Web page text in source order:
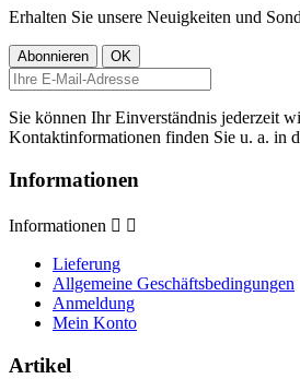
Erhalten Sie unsere Neuigkeiten und
Sie können Ihr Einverständnis jederzeit
Kontaktinformationen finden Sie u. a. in
Informationen
Informationen  
Lieferung
Allgemeine Geschäftsbedingungen
Anmeldung
Mein Konto
Artikel